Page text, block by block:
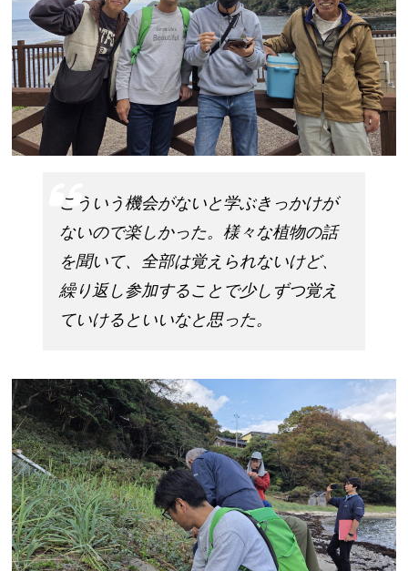
こういう機会がないと学ぶきっかけが
ないので楽しかった。様々な植物の話
を聞いて、全部は覚えられないけど、
繰り返し参加することで少しずつ覚え
ていけるといいなと思った。